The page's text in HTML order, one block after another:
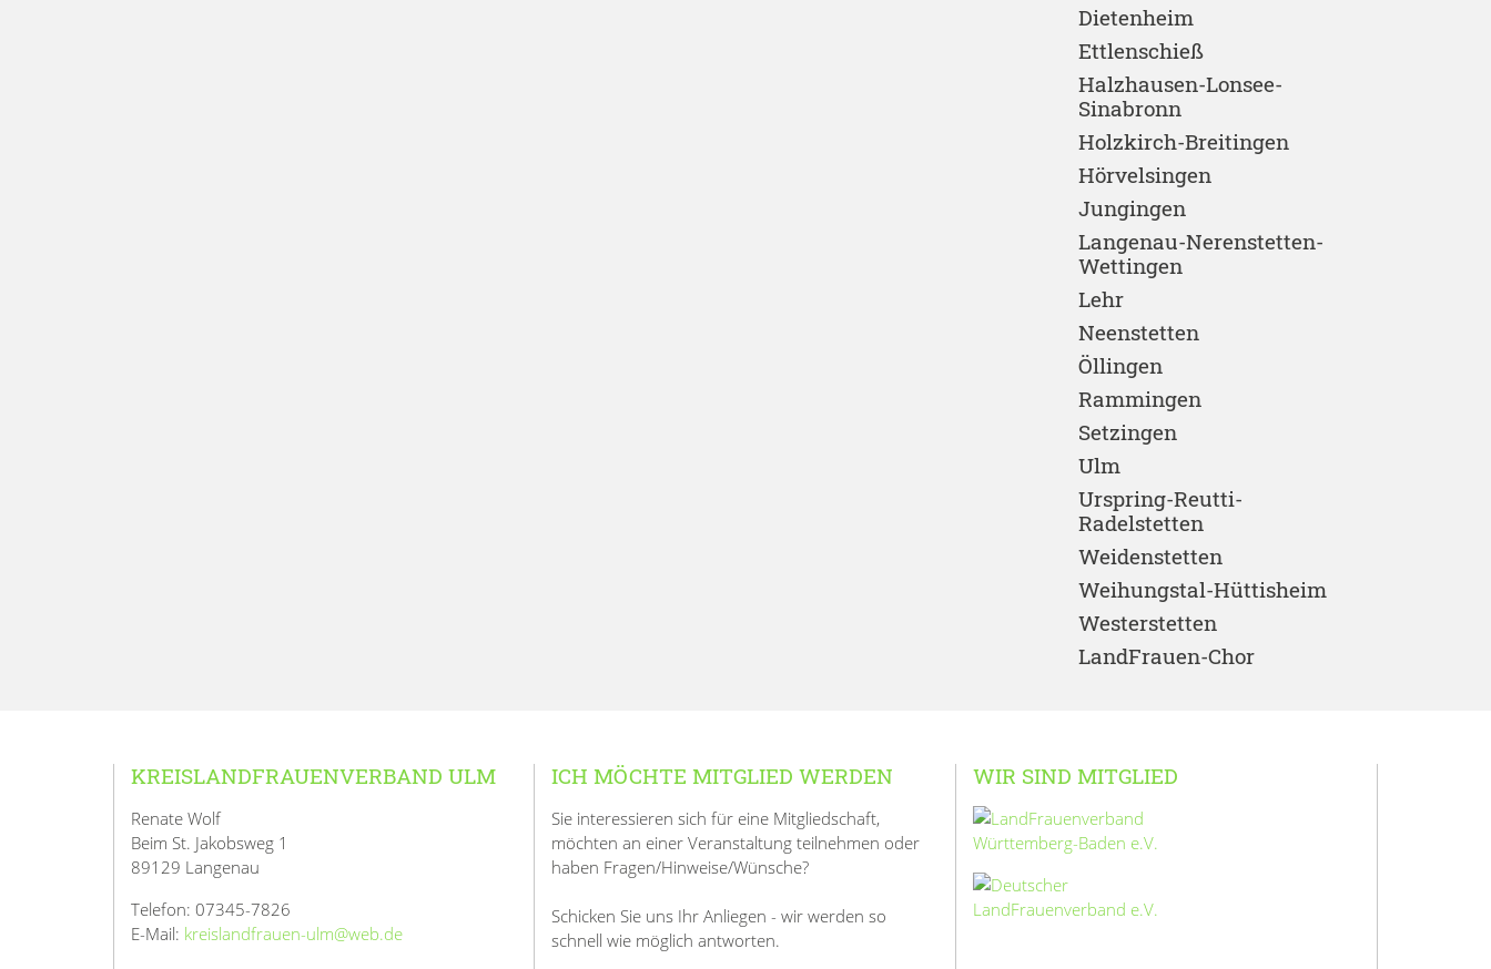
Dietenheim
Ettlenschieß
Halzhausen-Lonsee-
Sinabronn
Holzkirch-Breitingen
Hörvelsingen
Jungingen
Langenau-Nerenstetten-
Wettingen
Lehr
Neenstetten
Öllingen
Rammingen
Setzingen
Ulm
Urspring-Reutti-
Radelstetten
Weidenstetten
Weihungstal-Hüttisheim
Westerstetten
LandFrauen-Chor
KREISLANDFRAUENVERBAND ULM
Renate Wolf
Beim St. Jakobsweg 1
89129 Langenau
Telefon: 07345-7826
E-Mail: kreislandfrauen-ulm@web.de
ICH MÖCHTE MITGLIED WERDEN
Sie interessieren sich für eine Mitgliedschaft,
möchten an einer Veranstaltung teilnehmen oder
haben Fragen/Hinweise/Wünsche?
Schicken Sie uns Ihr Anliegen - wir werden so
schnell wie möglich antworten.
WIR SIND MITGLIED